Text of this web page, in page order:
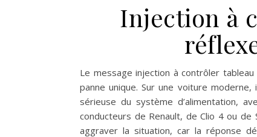
Injection à
Le message injection à contrôler
panne unique. Sur une voiture
sérieuse du système d’alimentation,
conducteurs de Renault, de Clio 4 ou de
aggraver la situation, car la réponse